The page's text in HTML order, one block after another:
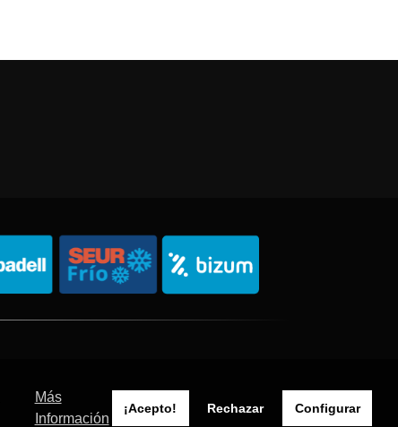
Más
Información
¡Acepto! Rechazar Configurar